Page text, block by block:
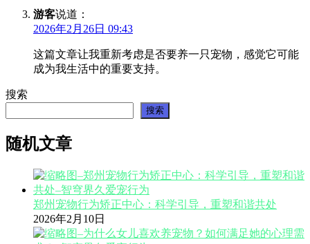
游客说道：
2026年2月26日 09:43
这篇文章让我重新考虑是否要养一只宠物，感觉它可能
成为我生活中的重要支持。
搜索
搜索
随机文章
郑州宠物行为矫正中心：科学引导，重塑和谐共处
2026年2月10日